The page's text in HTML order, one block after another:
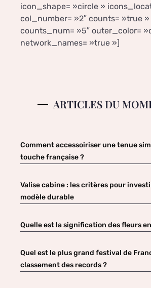
icon_shape= »circle »
col_number= »2″ counts= »true »
counts_num= »5″ outer_color=
network_names= »true »]
ARTICLES DU
Comment accessoiriser une tenue
touche française ?
Valise cabine : les critères pour
modèle durable
Quelle est la signification des fleurs
Quel est le plus grand festival de
classement des records ?